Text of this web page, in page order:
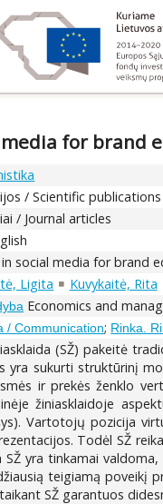
for brand
/ Scientific publications
/ Journal articles
social media for brand
Ligita
Kuvykaitė, Rita
Economics and
/ Communication; Rinka.
(SŽ) pakeitė
yra sukurti struktūrinį
ir prekės ženklo
žiniasklaidoje
Vartotojų pozicija
Todėl SŽ
SŽ yra tinkamai
teigiamą poveikį
SŽ garantuos